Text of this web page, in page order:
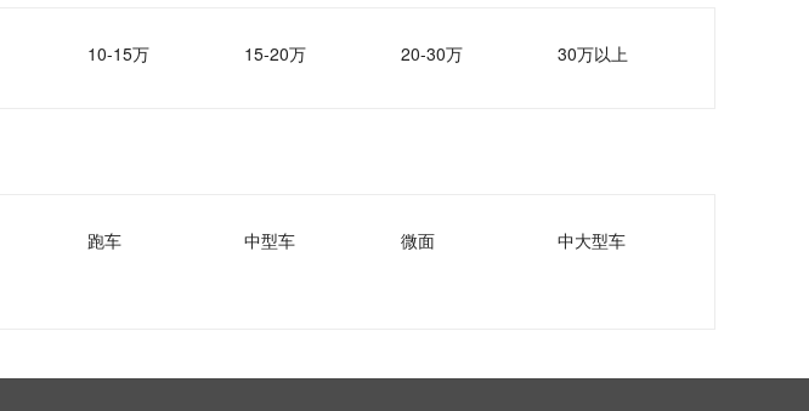
10-15万 15-20万 20-30万 30万以上
跑车 中型车 微面
中大型车